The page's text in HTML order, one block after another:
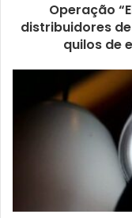
Operação
distribuidores
quilos de